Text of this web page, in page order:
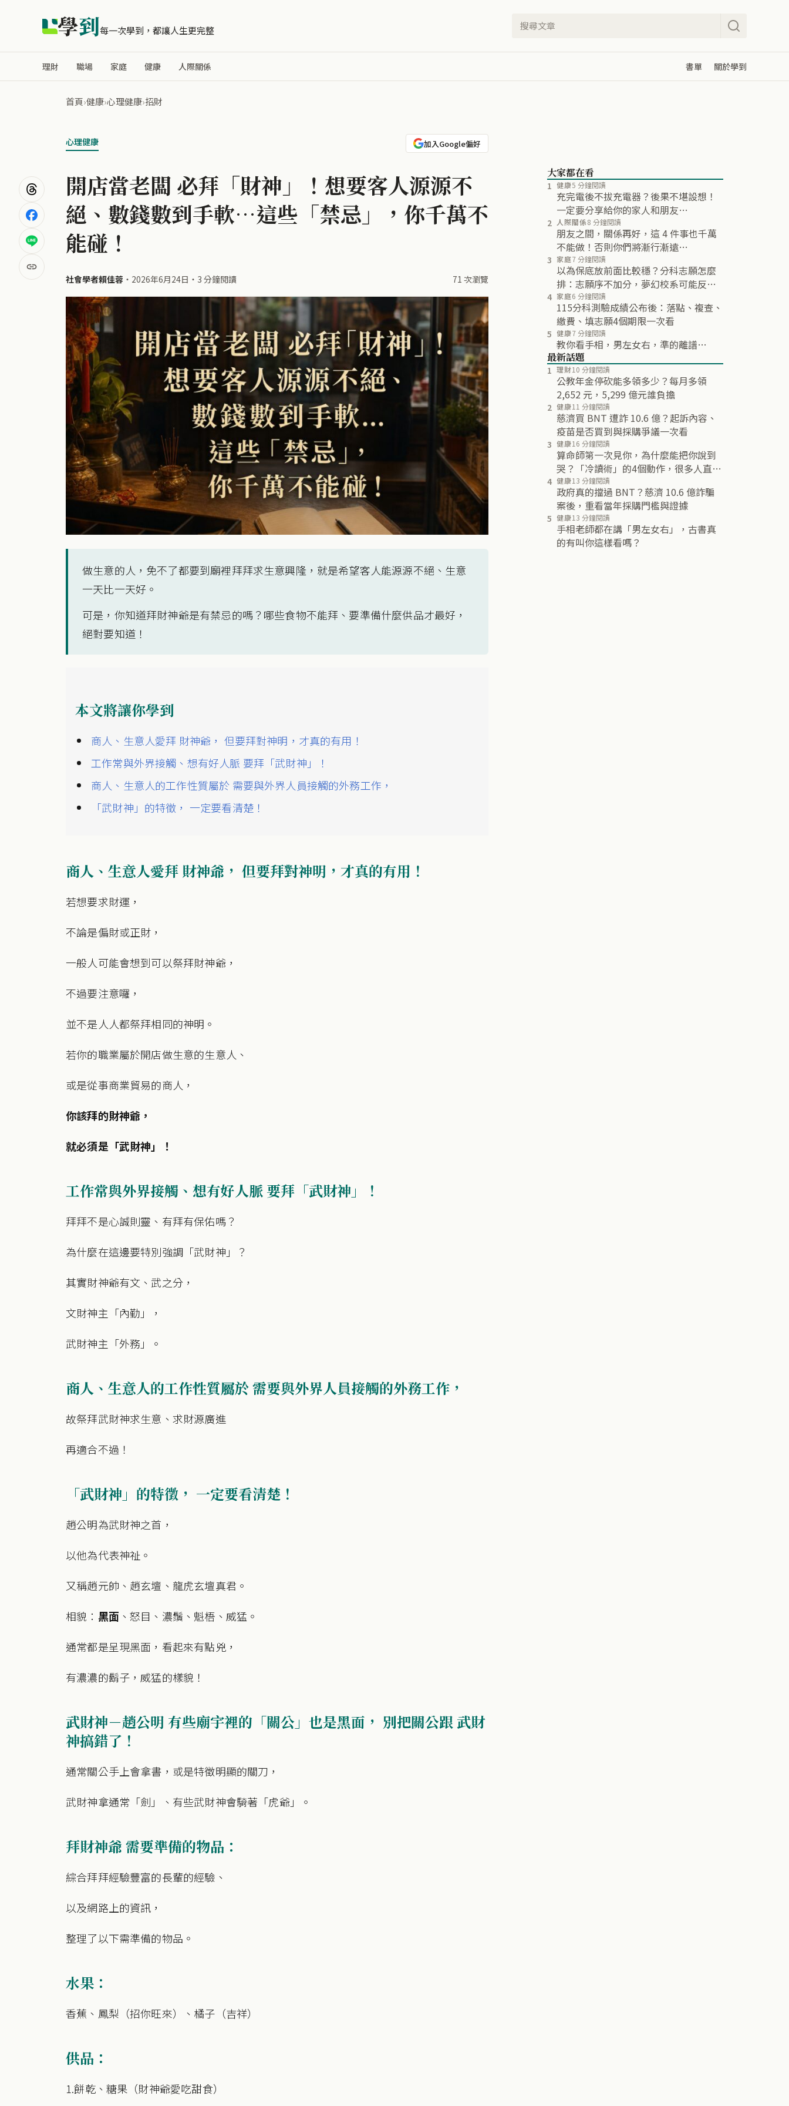
學到每一次學到，都讓人生更完整
理財 職場 家庭 健康 人際關係 書單 關於學到
首頁›健康›心理健康›招財
心理健康 加入Google偏好
開店當老闆 必拜「財神」！想要客人源源不
絕、數錢數到手軟…這些「禁忌」，你千萬不
能碰！
社會學者賴佳蓉 ・ 2026年6月24日 ・ 3 分鐘閱讀 71 次瀏覽
做生意的人，免不了都要到廟裡拜拜求生意興隆，就是希望客人能源源不絕、生意
一天比一天好。
可是，你知道拜財神爺是有禁忌的嗎？哪些食物不能拜、要準備什麼供品才最好，
絕對要知道！
本文將讓你學到
商人、生意人愛拜 財神爺， 但要拜對神明，才真的有用！
工作常與外界接觸、想有好人脈 要拜「武財神」！
商人、生意人的工作性質屬於 需要與外界人員接觸的外務工作，
「武財神」的特徵， 一定要看清楚！
商人、生意人愛拜 財神爺， 但要拜對神明，才真的有用！
若想要求財運，
不論是偏財或正財，
一般人可能會想到可以祭拜財神爺，
不過要注意囉，
並不是人人都祭拜相同的神明。
若你的職業屬於開店做生意的生意人、
或是從事商業貿易的商人，
你該拜的財神爺，
就必須是「武財神」！
工作常與外界接觸、想有好人脈 要拜「武財神」！
拜拜不是心誠則靈、有拜有保佑嗎？
為什麼在這邊要特別強調「武財神」？
其實財神爺有文、武之分，
文財神主「內勤」，
武財神主「外務」。
商人、生意人的工作性質屬於 需要與外界人員接觸的外務工作，
故祭拜武財神求生意、求財源廣進
再適合不過！
「武財神」的特徵， 一定要看清楚！
趙公明為武財神之首，
以他為代表神祉。
又稱趙元帥、趙玄壇、龍虎玄壇真君。
相貌： 黑面 、怒目、濃鬚、魁梧、威猛。
通常都是呈現黑面，看起來有點兇，
有濃濃的鬍子，威猛的樣貌！
武財神－趙公明 有些廟宇裡的「關公」也是黑面， 別把關公跟 武財
神搞錯了！
通常關公手上會拿書，或是特徵明顯的關刀，
武財神拿通常「劍」、有些武財神會騎著「虎爺」。
拜財神爺 需要準備的物品：
綜合拜拜經驗豐富的長輩的經驗、
以及網路上的資訊，
整理了以下需準備的物品。
水果：
香蕉、鳳梨（招你旺來）、橘子（吉祥）
供品：
1.餅乾、糖果（財神爺愛吃甜食）
大家都在看
1 健康5 分鐘閱讀
充完電後不拔充電器？後果不堪設想！
一定要分享給你的家人和朋友…
2 人際關係8 分鐘閱讀
朋友之間，關係再好，這 4 件事也千萬
不能做！否則你們將漸行漸遠…
3 家庭7 分鐘閱讀
以為保底放前面比較穩？分科志願怎麼
排：志願序不加分，夢幻校系可能反而
不再分發
4 家庭6 分鐘閱讀
115分科測驗成績公布後：落點、複查、
繳費、填志願4個期限一次看
5 健康7 分鐘閱讀
教你看手相，男左女右，準的離譜…
最新話題
1 理財10 分鐘閱讀
公教年金停砍能多領多少？每月多領
2,652 元，5,299 億元誰負擔
2 健康11 分鐘閱讀
慈濟買 BNT 遭詐 10.6 億？起訴內容、
疫苗是否買到與採購爭議一次看
3 健康16 分鐘閱讀
算命師第一次見你，為什麼能把你說到
哭？「冷讀術」的4個動作，很多人直到
最後都沒發現
4 健康13 分鐘閱讀
政府真的擋過 BNT？慈濟 10.6 億詐騙
案後，重看當年採購門檻與證據
5 健康13 分鐘閱讀
手相老師都在講「男左女右」，古書真
的有叫你這樣看嗎？